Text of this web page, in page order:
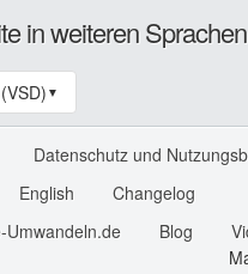
in weiteren Sprachen
▼
Datenschutz und
English
Changelog
Umwandeln.de
Blog